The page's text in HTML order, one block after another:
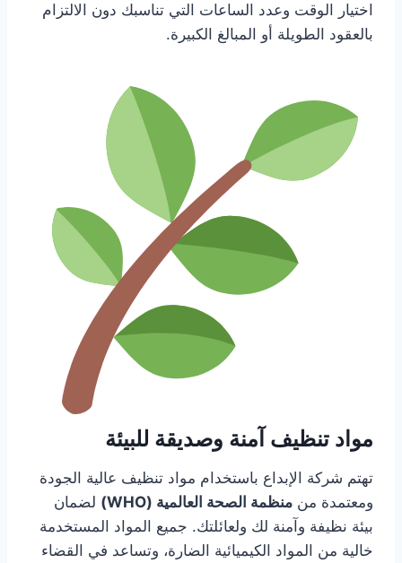
اختيار الوقت وعدد الساعات التي تناسبك دون الالتزام
بالعقود الطويلة أو المبالغ الكبيرة.
مواد تنظيف آمنة وصديقة للبيئة
تهتم شركة الإبداع باستخدام مواد تنظيف عالية الجودة
ومعتمدة من منظمة الصحة العالمية (WHO)
لضمان
بيئة نظيفة وآمنة لك ولعائلتك. جميع المواد المستخدمة
خالية من المواد الكيميائية الضارة، وتساعد في القضاء